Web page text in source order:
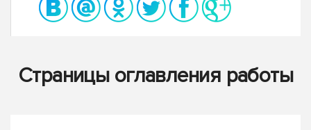
Страницы оглавления работы